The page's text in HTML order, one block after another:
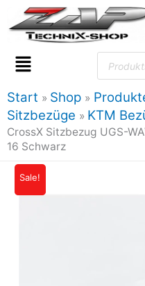
Inhalt
springen
Flyout
Menu
Products
search
Start Shop
Sitzbezüge
KTM
CrossX Sitzbezug UGS-
16 Schwarz
Sale!
CrossX
Sitzbezug